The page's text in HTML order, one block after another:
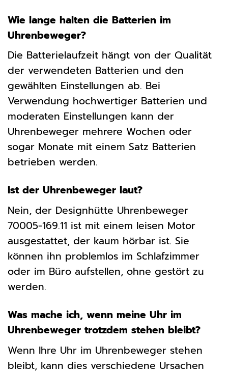
Wie lange halten die Batterien im
Uhrenbeweger?
Die Batterielaufzeit hängt von der Qualität
der verwendeten Batterien und den
gewählten Einstellungen ab. Bei
Verwendung hochwertiger Batterien und
moderaten Einstellungen kann der
Uhrenbeweger mehrere Wochen oder
sogar Monate mit einem Satz Batterien
betrieben werden.
Ist der Uhrenbeweger laut?
Nein, der Designhütte Uhrenbeweger
70005-169.11 ist mit einem leisen Motor
ausgestattet, der kaum hörbar ist. Sie
können ihn problemlos im Schlafzimmer
oder im Büro aufstellen, ohne gestört zu
werden.
Was mache ich, wenn meine Uhr im
Uhrenbeweger trotzdem stehen bleibt?
Wenn Ihre Uhr im Uhrenbeweger stehen
bleibt, kann dies verschiedene Ursachen